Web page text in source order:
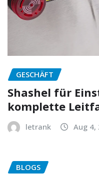
GESCHÄFT
Shashel für
komplette
letrank Aug 4,
BLOGS